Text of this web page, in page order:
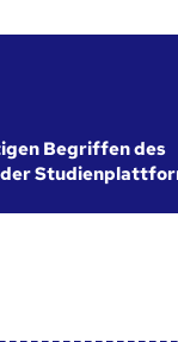
Begriffen des
der